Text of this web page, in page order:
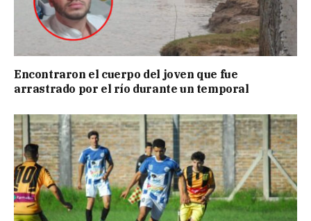
Encontraron el cuerpo del joven que fue
arrastrado por el río durante un temporal